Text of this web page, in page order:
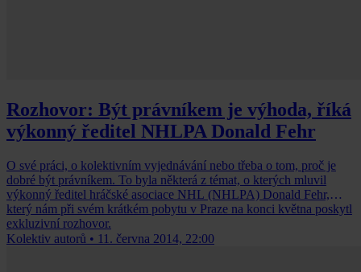
Rozhovor: Být právníkem je výhoda, říká
výkonný ředitel NHLPA Donald Fehr
O své práci, o kolektivním vyjednávání nebo třeba o tom, proč je
dobré být právníkem. To byla některá z témat, o kterých mluvil
výkonný ředitel hráčské asociace NHL (NHLPA) Donald Fehr,
který nám při svém krátkém pobytu v Praze na konci května poskytl
exkluzivní rozhovor.
Kolektiv autorů • 11. června 2014, 22:00